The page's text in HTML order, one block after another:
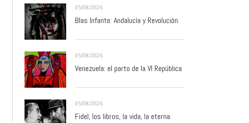
05/08/2026
Blas Infante: Andalucía y Revolución.
05/08/2026
Venezuela: el parto de la VI República
05/08/2026
Fidel, los libros, la vida, la eterna